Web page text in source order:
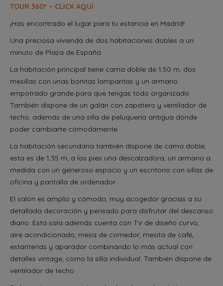
TOUR 360º – CLICK AQUÍ
¡Has encontrado el lugar para tu estancia en Madrid!
Una preciosa vivienda de dos habitaciones dobles a un
minuto de Plaza de España
La habitación principal tiene cama doble de 1,50 m, dos
mesillas con unas bonitas lamparitas y un armario
empotrado grande para que tengas todo organizado
También dispone de un galán con zapatero y ventilador de
techo, además de una silla de peluquería antigua donde
poder cambiarte cómodamente
La habitación secundaria también dispone de cama doble,
esta es de 1,35 m, a los pies una descalzadora, un armario a
medida con un generoso espacio y un escritorio con sillas de
oficina y pantalla de ordenador
El salón es amplio y cómodo, muy acogedor gracias a su
detallada decoración y pensado para disfrutar del descanso
diario. Esta sala además cuenta con TV de diseño curvo,
aire acondicionado, mesa de comedor, mesita de café,
estanterías y aparador combinando lo más actual con
detalles vintage, como la silla individual. También dispone de
ventilador de techo